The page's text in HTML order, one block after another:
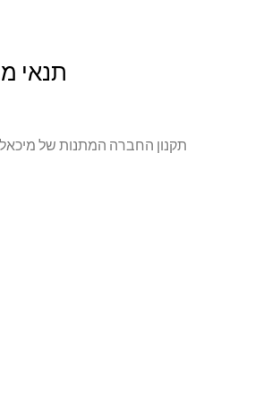
תנאי
תקנון החברה המתנות של